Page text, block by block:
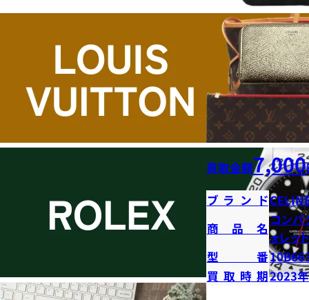
買取金額7,000
ブランド
商品名
コンパ
ォレット
型番
買取時期2023